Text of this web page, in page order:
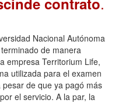
Nacional Autónoma
de manera
empresa Territorium Life,
utilizada para el examen
de que ya pagó más
el servicio. A la par, la